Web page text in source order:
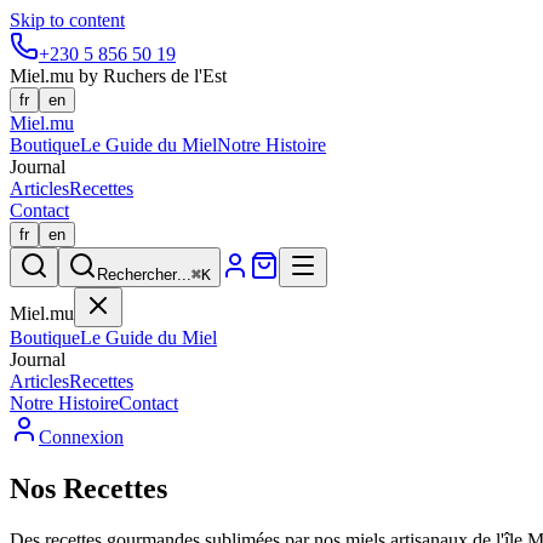
Skip to content
+230 5 856 50 19
Miel.mu by Ruchers de l'Est
fr en
Miel.mu
BoutiqueLe Guide du MielNotre Histoire
Journal
ArticlesRecettes
Contact
fr en
Rechercher...⌘K
Miel.mu
BoutiqueLe Guide du Miel
Journal
ArticlesRecettes
Notre HistoireContact
Connexion
Nos Recettes